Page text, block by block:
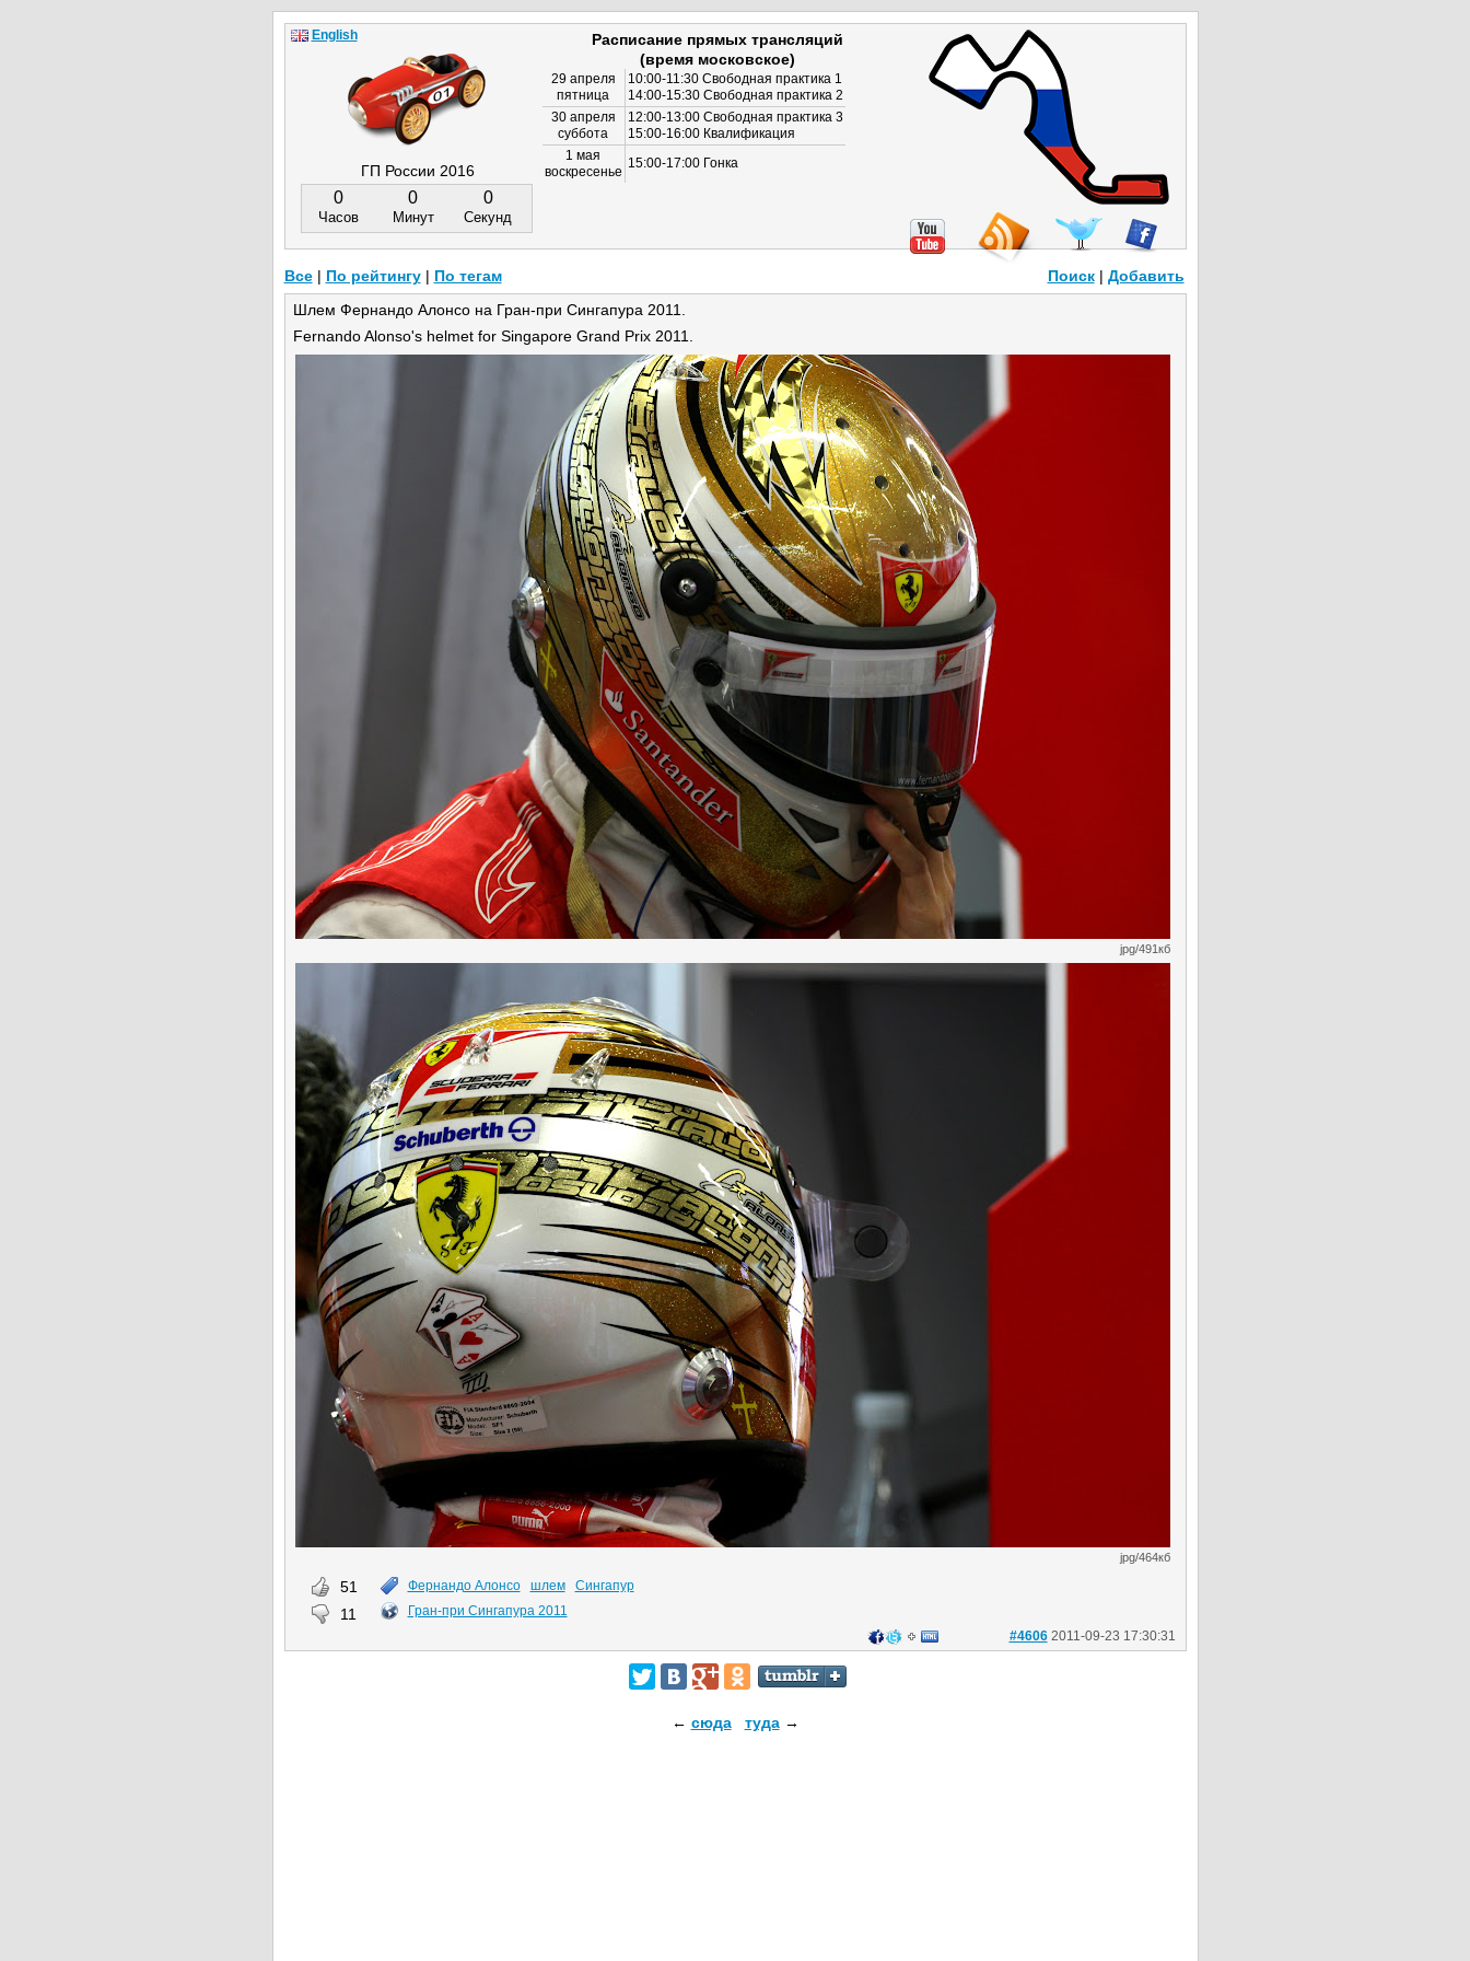
Шлем Фернандо Алонсо на Гран-при Сингапура 2011.
Fernando Alonso's helmet for Singapore Grand Prix 2011.
jpg/491кб
jpg/464кб
51
11
Фернандо Алонсо шлем
Сингапур
Гран-при Сингапура 2011
#4606 2011-09-23 17:30:31
← сюда туда→
ГП России 2016
0
Часов
0
Минут
0
Секунд
Расписание прямых трансляций
(время московское)
29 апреля
пятница
10:00-11:30 Свободная практика 1
14:00-15:30 Свободная практика 2
30 апреля
суббота
12:00-13:00 Свободная практика 3
15:00-16:00 Квалификация
1 мая
воскресенье
15:00-17:00 Гонка
English
Все| По рейтингу| По тегам Добавить
Поиск|